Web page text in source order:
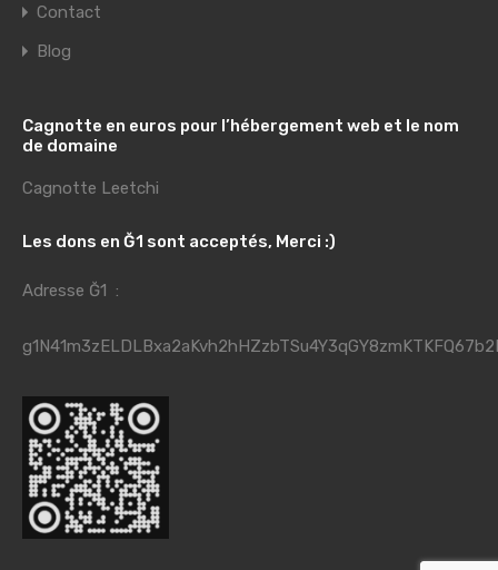
Contact
Blog
Cagnotte en euros pour l’hébergement web et le nom
de domaine
Cagnotte Leetchi
Les dons en Ğ1 sont acceptés, Merci :)
Adresse Ğ1 :